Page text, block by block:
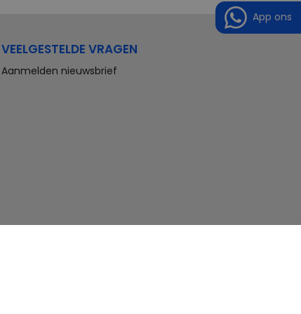
VEELGESTELDE VRAGEN
Aanmelden nieuwsbrief
App ons